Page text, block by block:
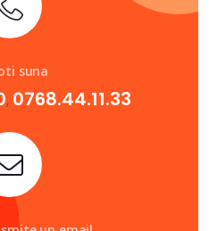
suna
, 0768.44.11.33